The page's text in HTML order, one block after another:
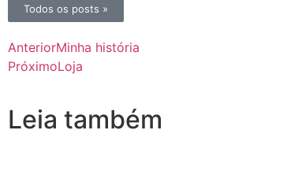
Todos os posts »
AnteriorMinha história
PróximoLoja
Leia também